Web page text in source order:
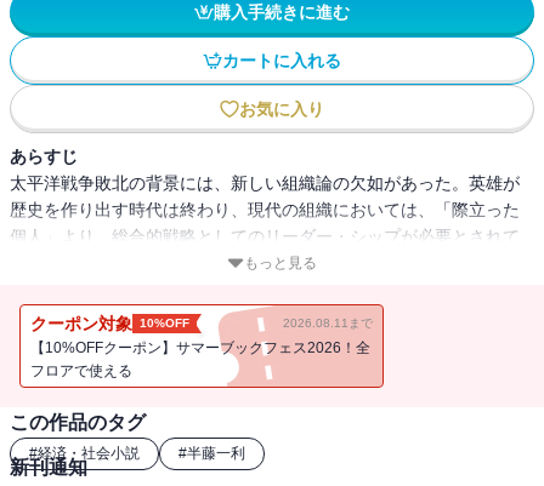
購入手続きに進む
カートに入れる
お気に入り
あらすじ
太平洋戦争敗北の背景には、新しい組織論の欠如があった。英雄が
歴史を作り出す時代は終わり、現代の組織においては、「際立った
個人」より、総合的戦略としてのリーダー・シップが必要とされて
いる。山本五十六、東條英機など大本営を担った軍部の重鎮たちは
せ十三例をあげ、組織内におけるコンビネーションの重要性を学ぶ
──経営者に欠かすことのできない、人材とは何かの一端を巧みな人
間描写によって導きだす。
もっと見る
クーポン対象 10%OFF 2026.08.11まで
【10%OFFクーポン】サマーブックフェス2026！全
フロアで使える
この作品のタグ
#経済・社会小説 #半藤一利
新刊通知